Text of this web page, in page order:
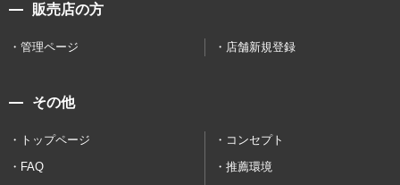
販売店の方
管理ページ 店舗新規登録
その他
トップページ
コンセプト
FAQ
推薦環境